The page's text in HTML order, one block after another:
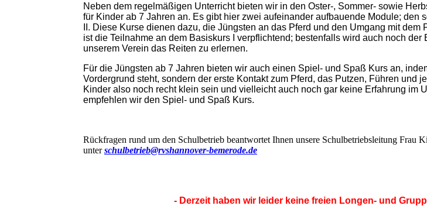
Neben dem regelmäßigen Unterricht bieten wir in den Oster-, Sommer- sowie
für Kinder ab 7 Jahren an. Es gibt hier zwei aufeinander aufbauende Module; den
II. Diese Kurse dienen dazu, die Jüngsten an das Pferd und den Umgang mit dem
ist die Teilnahme an dem Basiskurs I verpflichtend; bestenfalls wird auch noch der
unserem Verein das Reiten zu erlernen.
Für die Jüngsten ab 7 Jahren bieten wir auch einen Spiel- und Spaß Kurs an,
Vordergrund steht, sondern der erste Kontakt zum Pferd, das Putzen, Führen und
Kinder also noch recht klein sein und vielleicht auch noch gar keine Erfahrung im
empfehlen wir den Spiel- und Spaß Kurs.
Rückfragen rund um den Schulbetrieb beantwortet Ihnen unsere Schulbetriebsleitung Frau
unterschulbetrieb@rvshannover-bemerode.de
- Derzeit haben wir leider keine freien Longen- und